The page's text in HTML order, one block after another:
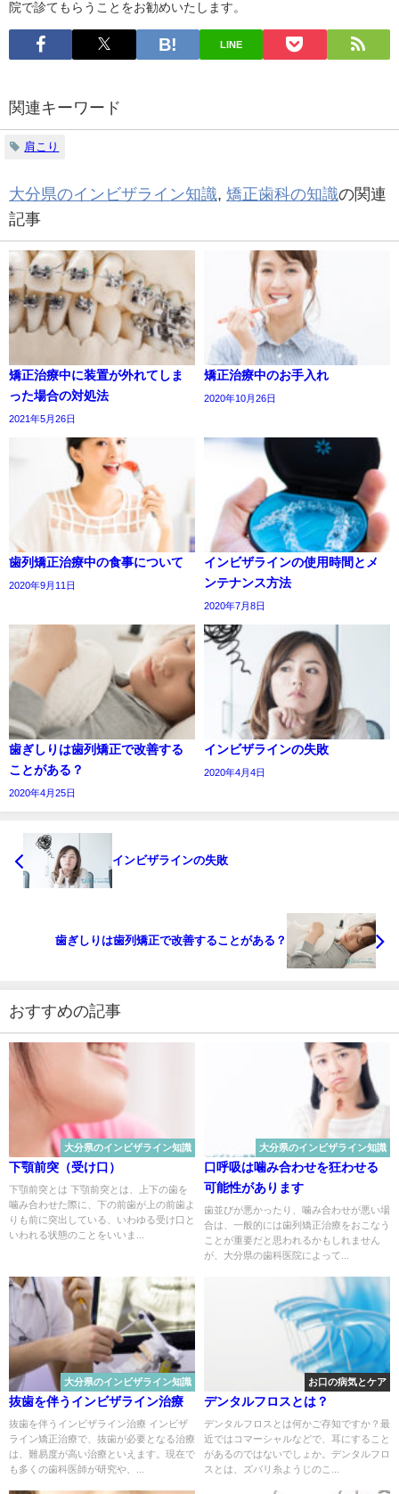
院で診てもらうことをお勧めいたします。
LINE
関連キーワード
肩こり
大分県のインビザライン知識, 矯正歯科の知識の関連
記事
矯正治療中に装置が外れてしま
った場合の対処法
2021年5月26日
矯正治療中のお手入れ
2020年10月26日
歯列矯正治療中の食事について
2020年9月11日
インビザラインの使用時間とメ
ンテナンス方法
2020年7月8日
歯ぎしりは歯列矯正で改善する
ことがある？
2020年4月25日
インビザラインの失敗
2020年4月4日
インビザラインの失敗
歯ぎしりは歯列矯正で改善することがある？
おすすめの記事
大分県のインビザライン知識
下顎前突（受け口）
下顎前突とは 下顎前突とは、上下の歯を
噛み合わせた際に、下の前歯が上の前歯よ
りも前に突出している、いわゆる受け口と
いわれる状態のことをいいま...
大分県のインビザライン知識
口呼吸は噛み合わせを狂わせる
可能性があります
歯並びが悪かったり、噛み合わせが悪い場
合は、一般的には歯列矯正治療をおこなう
ことが重要だと思われるかもしれません
が、大分県の歯科医院によって...
大分県のインビザライン知識
抜歯を伴うインビザライン治療
抜歯を伴うインビザライン治療 インビザ
ライン矯正治療で、抜歯が必要となる治療
は、難易度が高い治療といえます。現在で
も多くの歯科医師が研究や、...
お口の病気とケア
デンタルフロスとは？
デンタルフロスとは何かご存知ですか？最
近ではコマーシャルなどで、耳にすること
があるのではないでしょか。デンタルフロ
スとは、ズバリ糸ようじのこ...